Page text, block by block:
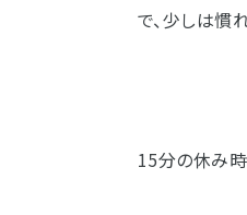
で、少しは慣
15分の休み時